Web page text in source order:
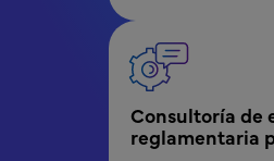
Consultoría de
reglamentaria